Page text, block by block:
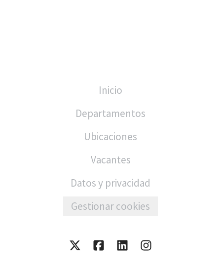
Inicio
Departamentos
Ubicaciones
Vacantes
Datos y privacidad
Gestionar cookies